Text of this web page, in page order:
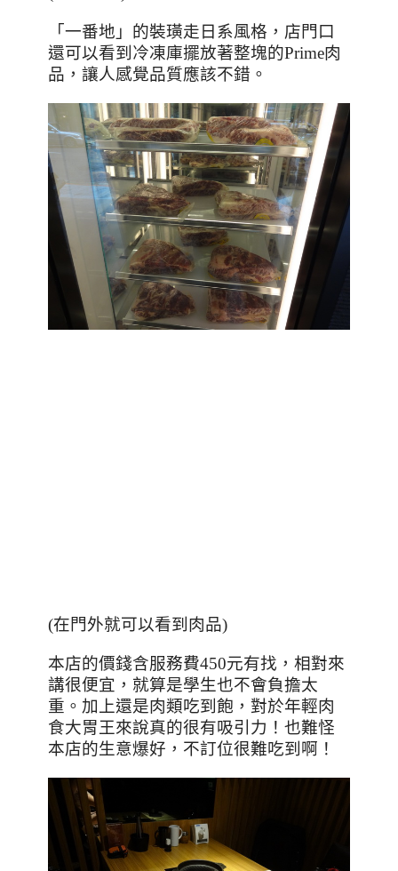
「一番地」的裝璜走日系風格，店門口
還可以看到冷凍庫擺放著整塊的Prime肉
品， 讓人感覺品質應該不錯。
(在門外就可以看到肉品)
本店的價錢含服務費450元有找，相對來
講很便宜，就算是學生也不會負擔太
重。加上還是肉類吃到飽，對於年輕肉
食大胃王來說真的很有吸引力！也難怪
本店的生意爆好，不訂位很難吃到啊！